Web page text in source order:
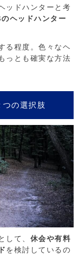
ッドハンターと考
ヘッドハンター
る程度。色々なヘ
っとも確実な方法
の選択肢
して、 休会や有料
を検討しているの